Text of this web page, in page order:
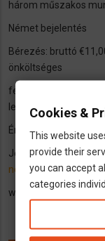
három műszakos
Német bejelentés
Bérezés: bruttó
önköltséges
feltételek:
lehetőség szerint
Érdeklődni:
Jelentkezés módja:
web:
Cookies &
This website
provide their
you can accept
categories